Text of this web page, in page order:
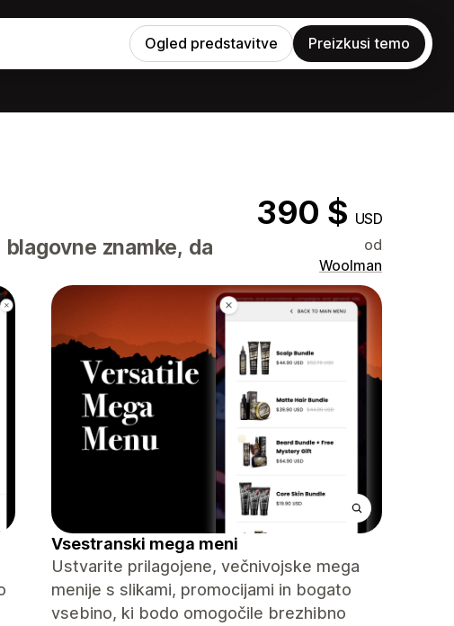
Ogled predstavitve Preizkusi temo
390 $ USD
znamke, da
od
Woolman
Vsestranski mega meni
Ustvarite prilagojene, večnivojske mega
menije s slikami, promocijami in bogato
vsebino, ki bodo omogočile brezhibno